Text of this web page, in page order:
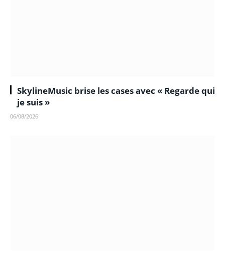
SkylineMusic brise les cases avec « Regarde qui
je suis »
06/08/2026